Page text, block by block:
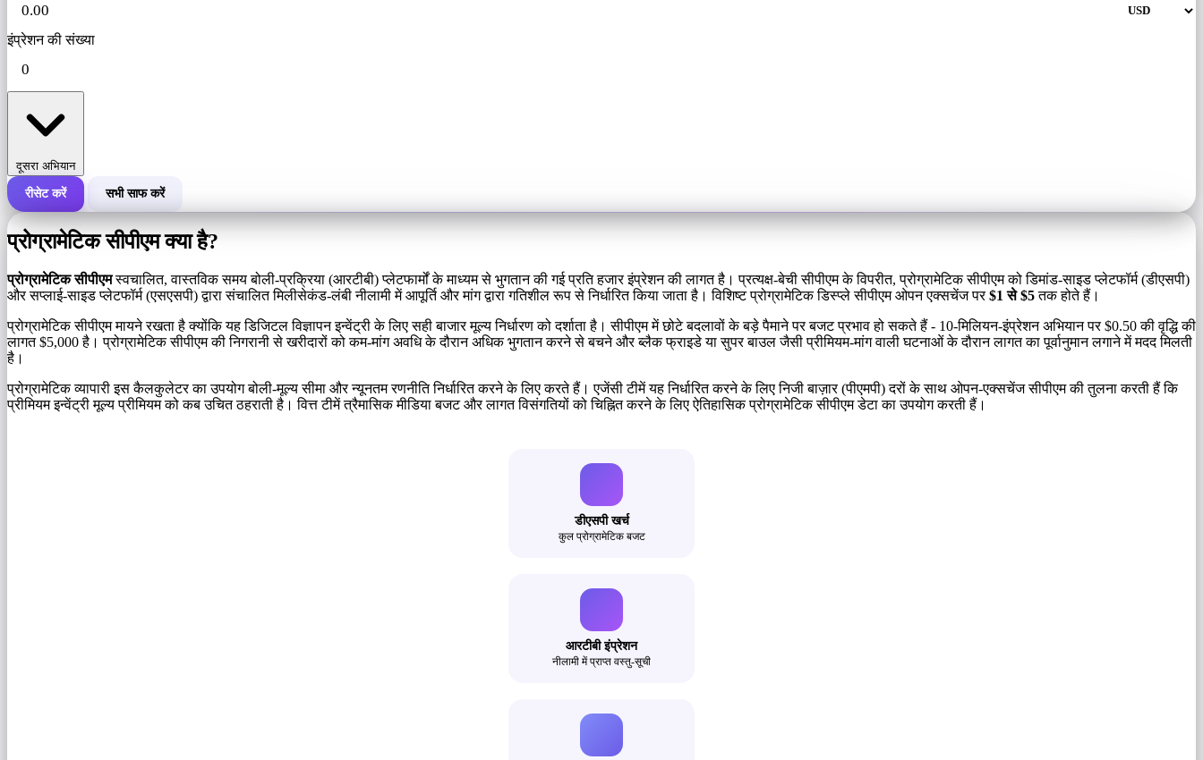
इंप्रेशन की संख्या
दूसरा अभियान
एक अभियान की कुल लागत
इंप्रेशन की संख्या
रीसेट करें सभी साफ करें
प्रोग्रामेटिक सीपीएम क्या है?
प्रोग्रामेटिक सीपीएमस्वचालित, वास्तविक समय बोली-प्रक्रिया (आरटीबी) प्लेटफार्मों के माध्यम से भुगतान की गई प्रति हजार इंप्रेशन की लागत है। प्रत्यक्ष-बेची सीपीएम के विपरीत, प्रोग्रामेटिक सीपीएम को डिमांड-साइड प्लेटफॉर्म (डीएसपी)
और सप्लाई-साइड प्लेटफॉर्म (एसएसपी) द्वारा संचालित मिलीसेकंड-लंबी नीलामी में आपूर्ति और मांग द्वारा गतिशील रूप से निर्धारित किया जाता है। विशिष्ट प्रोग्रामेटिक डिस्प्ले सीपीएम ओपन एक्सचेंज पर$1 से $5तक होते हैं।
प्रोग्रामेटिक सीपीएम मायने रखता है क्योंकि यह डिजिटल विज्ञापन इन्वेंट्री के लिए सही बाजार मूल्य निर्धारण को दर्शाता है। सीपीएम में छोटे बदलावों के बड़े पैमाने पर बजट प्रभाव हो सकते हैं - 10-मिलियन-इंप्रेशन अभियान पर $0.50 की वृद्धि की
लागत $5,000 है। प्रोग्रामेटिक सीपीएम की निगरानी से खरीदारों को कम-मांग अवधि के दौरान अधिक भुगतान करने से बचने और ब्लैक फ्राइडे या सुपर बाउल जैसी प्रीमियम-मांग वाली घटनाओं के दौरान लागत का पूर्वानुमान लगाने में मदद मिलती
है।
प्रोग्रामेटिक व्यापारी इस कैलकुलेटर का उपयोग बोली-मूल्य सीमा और न्यूनतम रणनीति निर्धारित करने के लिए करते हैं। एजेंसी टीमें यह निर्धारित करने के लिए निजी बाज़ार (पीएमपी) दरों के साथ ओपन-एक्सचेंज सीपीएम की तुलना करती हैं कि
प्रीमियम इन्वेंट्री मूल्य प्रीमियम को कब उचित ठहराती है। वित्त टीमें त्रैमासिक मीडिया बजट और लागत विसंगतियों को चिह्नित करने के लिए ऐतिहासिक प्रोग्रामेटिक सीपीएम डेटा का उपयोग करती हैं।
डीएसपी खर्च
कुल प्रोग्रामेटिक बजट
आरटीबी इंप्रेशन
नीलामी में प्राप्त वस्तु-सूची